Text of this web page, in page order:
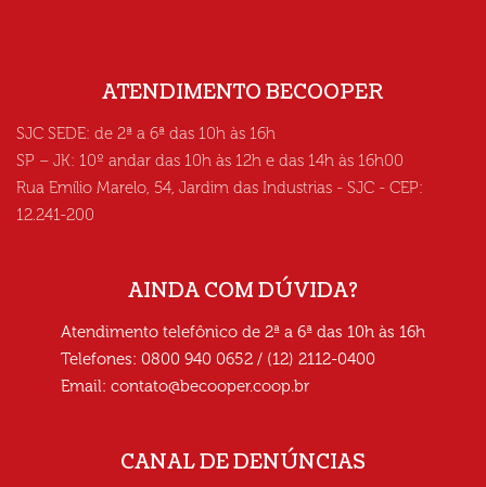
ATENDIMENTO BECOOPER
SJC SEDE: de 2ª a 6ª das 10h às 16h
SP – JK: 10º andar das 10h às 12h e das 14h às 16h00
Rua Emílio Marelo, 54, Jardim das Industrias - SJC - CEP:
12.241-200
AINDA COM DÚVIDA?
Atendimento telefônico de 2ª a 6ª das 10h às 16h
Telefones: 0800 940 0652 / (12) 2112-0400
Email: contato@becooper.coop.br
CANAL DE DENÚNCIAS